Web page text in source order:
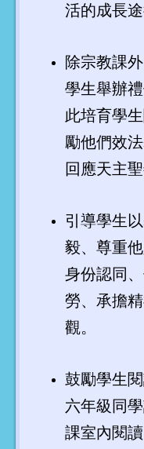
活的成長途
除宗教課
學生舉辦
此培育學
勵他們效
回應天主
引導學生
毅、尊重
身份認同
勞、承擔
觀。
鼓勵學生
六年級同
課室內閱